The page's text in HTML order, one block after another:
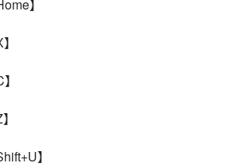
】
】